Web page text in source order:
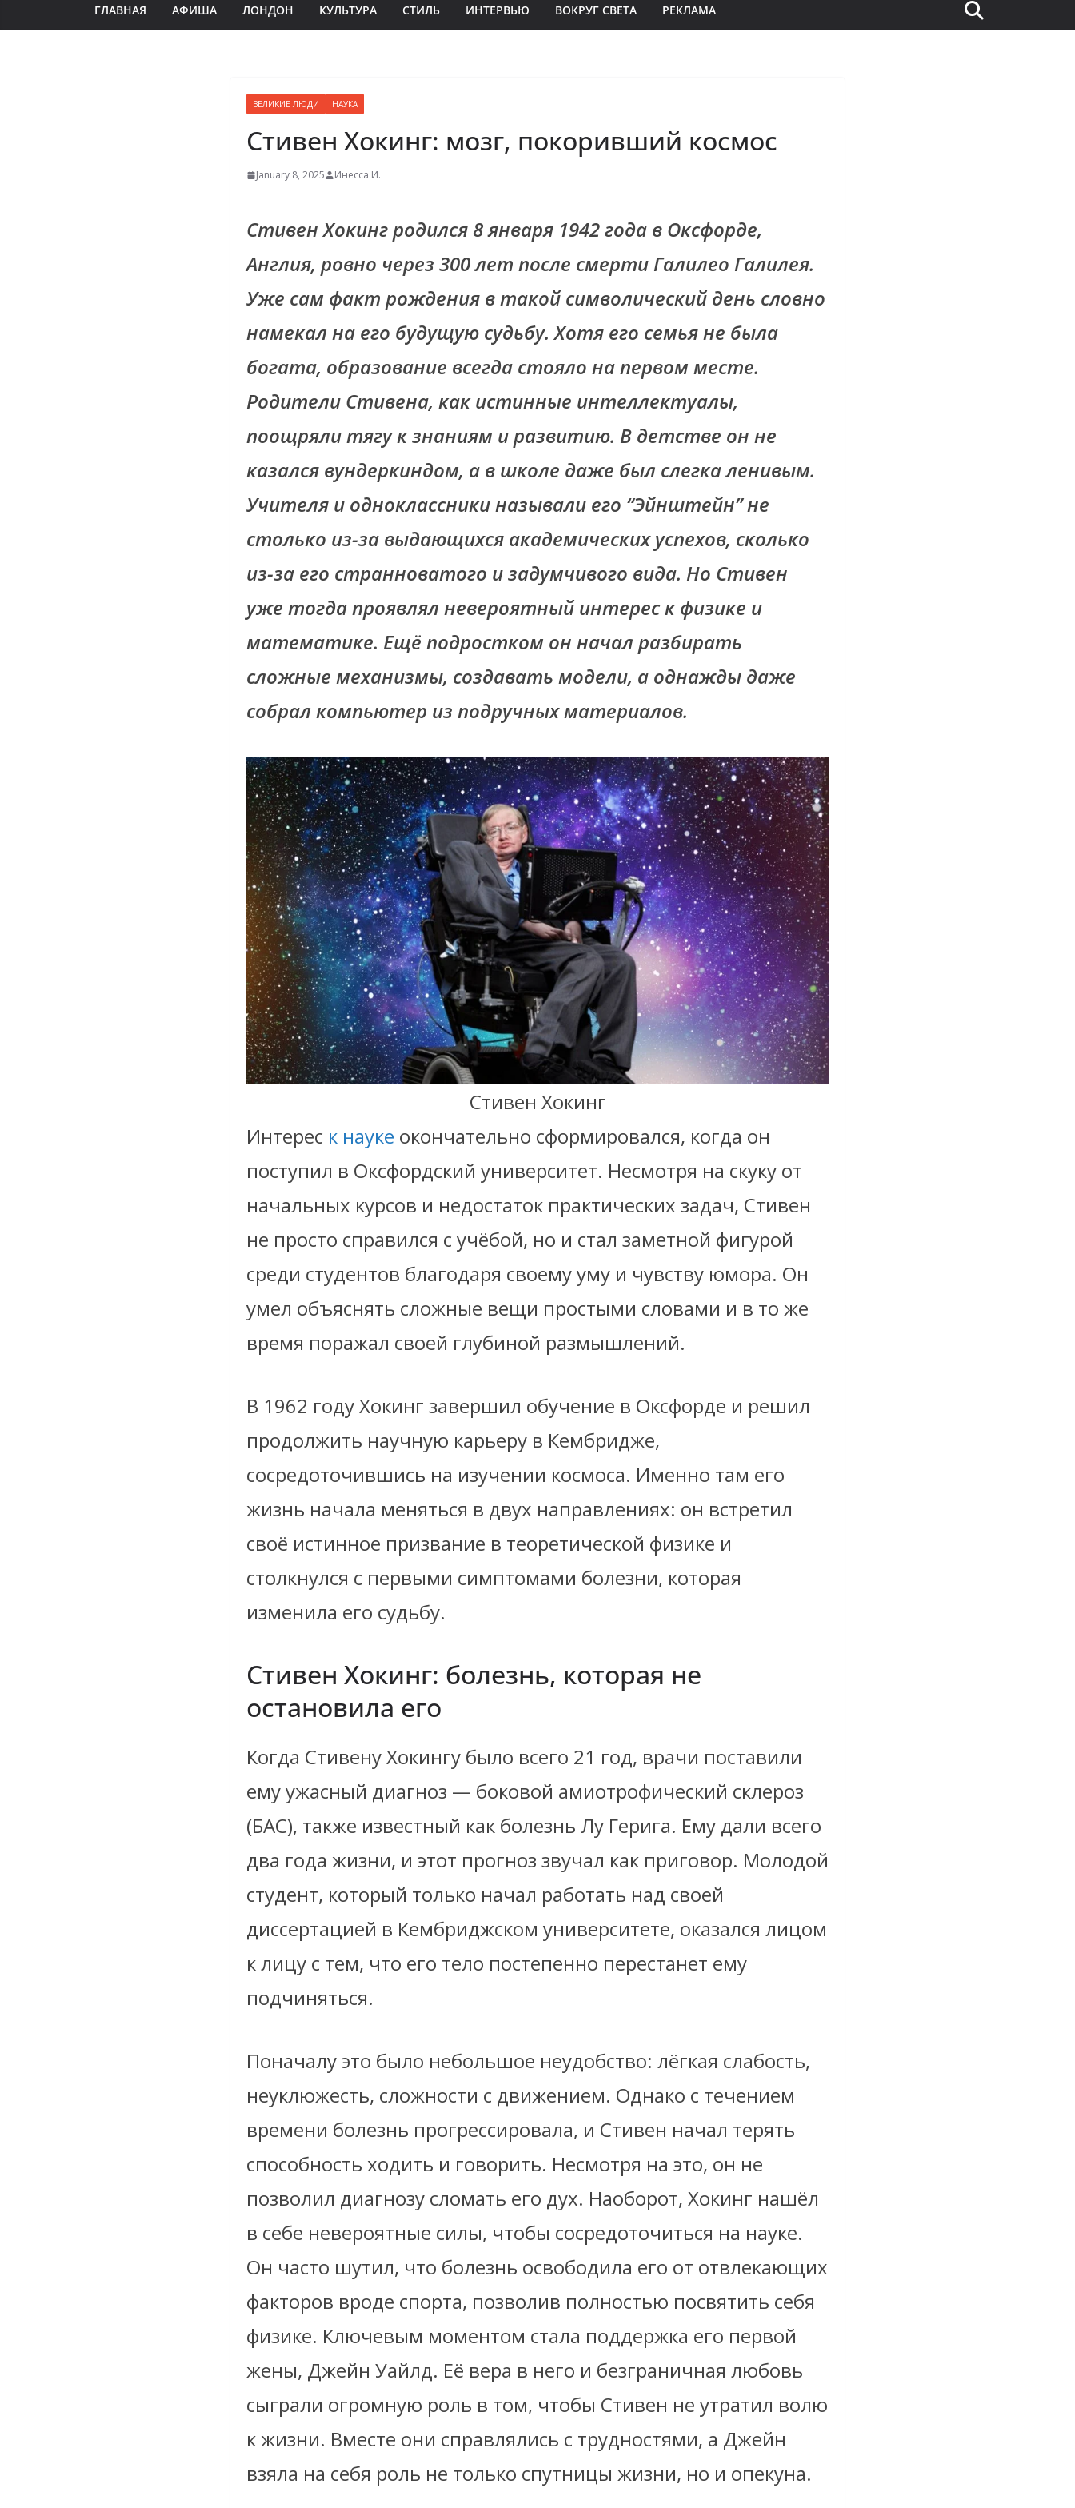
ГЛАВНАЯ АФИША ЛОНДОН КУЛЬТУРА СТИЛЬ ИНТЕРВЬЮ ВОКРУГ СВЕТА РЕКЛАМА
ВЕЛИКИЕ ЛЮДИ НАУКА
Стивен Хокинг: мозг, покоривший космос
January 8, 2025 Инесса И.
Стивен Хокинг родился 8 января 1942 года в Оксфорде,
Англия, ровно через 300 лет после смерти Галилео Галилея.
Уже сам факт рождения в такой символический день словно
намекал на его будущую судьбу. Хотя его семья не была
богата, образование всегда стояло на первом месте.
Родители Стивена, как истинные интеллектуалы,
поощряли тягу к знаниям и развитию. В детстве он не
казался вундеркиндом, а в школе даже был слегка ленивым.
Учителя и одноклассники называли его “Эйнштейн” не
столько из-за выдающихся академических успехов, сколько
из-за его странноватого и задумчивого вида. Но Стивен
уже тогда проявлял невероятный интерес к физике и
математике. Ещё подростком он начал разбирать
сложные механизмы, создавать модели, а однажды даже
собрал компьютер из подручных материалов.
Стивен Хокинг
Интерес к науке окончательно сформировался, когда он
поступил в Оксфордский университет. Несмотря на скуку от
начальных курсов и недостаток практических задач, Стивен
не просто справился с учёбой, но и стал заметной фигурой
среди студентов благодаря своему уму и чувству юмора. Он
умел объяснять сложные вещи простыми словами и в то же
время поражал своей глубиной размышлений.
В 1962 году Хокинг завершил обучение в Оксфорде и решил
продолжить научную карьеру в Кембридже,
сосредоточившись на изучении космоса. Именно там его
жизнь начала меняться в двух направлениях: он встретил
своё истинное призвание в теоретической физике и
столкнулся с первыми симптомами болезни, которая
изменила его судьбу.
Стивен Хокинг: болезнь, которая не
остановила его
Когда Стивену Хокингу было всего 21 год, врачи поставили
ему ужасный диагноз — боковой амиотрофический склероз
(БАС), также известный как болезнь Лу Герига. Ему дали всего
два года жизни, и этот прогноз звучал как приговор. Молодой
студент, который только начал работать над своей
диссертацией в Кембриджском университете, оказался лицом
к лицу с тем, что его тело постепенно перестанет ему
подчиняться.
Поначалу это было небольшое неудобство: лёгкая слабость,
неуклюжесть, сложности с движением. Однако с течением
времени болезнь прогрессировала, и Стивен начал терять
способность ходить и говорить. Несмотря на это, он не
позволил диагнозу сломать его дух. Наоборот, Хокинг нашёл
в себе невероятные силы, чтобы сосредоточиться на науке.
Он часто шутил, что болезнь освободила его от отвлекающих
факторов вроде спорта, позволив полностью посвятить себя
физике. Ключевым моментом стала поддержка его первой
жены, Джейн Уайлд. Её вера в него и безграничная любовь
сыграли огромную роль в том, чтобы Стивен не утратил волю
к жизни. Вместе они справлялись с трудностями, а Джейн
взяла на себя роль не только спутницы жизни, но и опекуна.